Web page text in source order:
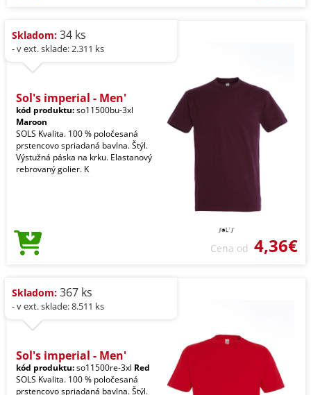
Skladom: 34 ks
- v ext. sklade: 2.311 ks
Sol's imperial - Men'
kód produktu:so11500bu-3xl
Maroon
SOLS Kvalita. 100 % poločesaná
prstencovo spriadaná bavlna. Štýl.
Výstužná páska na krku. Elastanový
rebrovaný golier. K
Cena od 4,36€
Skladom: 367 ks
- v ext. sklade: 8.511 ks
Sol's imperial - Men'
kód produktu:so11500re-3xl Red
SOLS Kvalita. 100 % poločesaná
prstencovo spriadaná bavlna. Štýl.